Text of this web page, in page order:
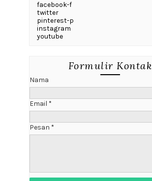
facebook-f
twitter
pinterest-p
instagram
youtube
Formulir Kontak
Nama
Email *
Pesan *